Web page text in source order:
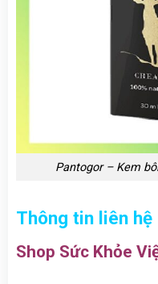
Pantogor – Kem
Thông tin liên hệ
Shop Sức Khỏe